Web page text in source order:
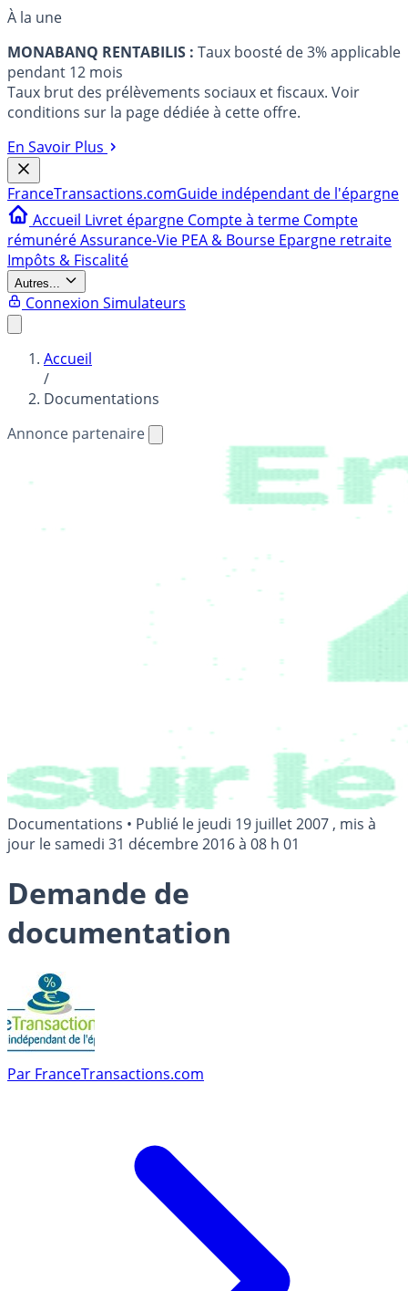
À la une
MONABANQ RENTABILIS : Taux boosté de 3% applicable
pendant 12 mois
Taux brut des prélèvements sociaux et fiscaux. Voir
conditions sur la page dédiée à cette offre.
En Savoir Plus
FranceTransactions.comGuide indépendant de l'épargne
Accueil Livret épargne Compte à terme Compte
rémunéréAssurance-Vie PEA & Bourse Epargne retraite
Impôts & Fiscalité
Autres...
Connexion Simulateurs
Accueil
/
Documentations
Annonce partenaire
Documentations • Publié le jeudi 19 juillet 2007 , mis à
jour lesamedi 31 décembre 2016 à 08 h 01
Demande de
documentation
Par FranceTransactions.com